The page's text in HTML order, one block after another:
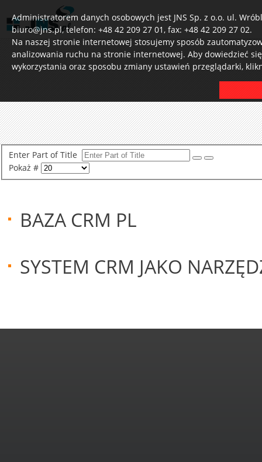
Administratorem danych osobowych jest JNS Sp. z o.o. ul.
biuro@jns.pl, telefon: +48 42 209 27 01, fax: +48 42 209 27 02.
Na naszej stronie internetowej stosujemy sposób
analizowania ruchu na stronie internetowej. Aby dowiedzieć
wykorzystania oraz sposobu zmiany ustawień przeglądarki,
Enter Part of Title
Pokaż #
BAZA CRM PL
SYSTEM CRM JAKO